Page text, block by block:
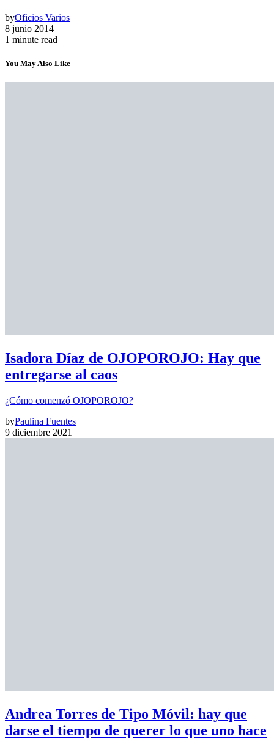
byOficios Varios
8 junio 2014
1 minute read
You May Also Like
Isadora Díaz de OJOPOROJO: Hay que
entregarse al caos
¿Cómo comenzó OJOPOROJO?
byPaulina Fuentes
9 diciembre 2021
Andrea Torres de Tipo Móvil: hay que
darse el tiempo de querer lo que uno hace